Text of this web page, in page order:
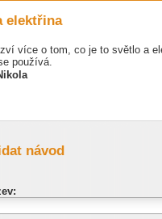
elektřina
více o tom, co je to světlo a
používá.
návod